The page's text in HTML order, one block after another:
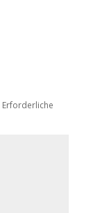
Erforderliche